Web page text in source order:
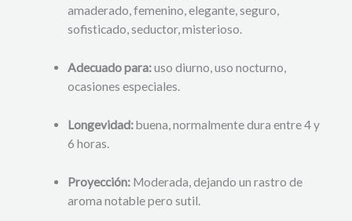
amaderado, femenino, elegante, seguro,
sofisticado, seductor, misterioso.
Adecuado para:uso diurno, uso nocturno,
ocasiones especiales.
Longevidad:buena, normalmente dura entre 4 y
6 horas.
Proyección: Moderada, dejando un rastro de
aroma notable pero sutil.